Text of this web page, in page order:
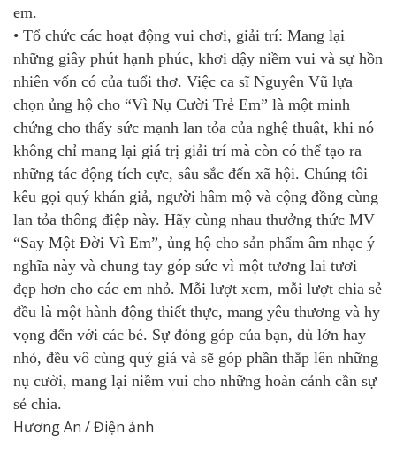
em.
• Tổ chức các hoạt động vui chơi, giải trí: Mang lại
những giây phút hạnh phúc, khơi dậy niềm vui và sự hồn
nhiên vốn có của tuổi thơ. Việc ca sĩ Nguyên Vũ lựa
chọn ủng hộ cho “Vì Nụ Cười Trẻ Em” là một minh
chứng cho thấy sức mạnh lan tỏa của nghệ thuật, khi nó
không chỉ mang lại giá trị giải trí mà còn có thể tạo ra
những tác động tích cực, sâu sắc đến xã hội. Chúng tôi
kêu gọi quý khán giả, người hâm mộ và cộng đồng cùng
lan tỏa thông điệp này. Hãy cùng nhau thưởng thức MV
“Say Một Đời Vì Em”, ủng hộ cho sản phẩm âm nhạc ý
nghĩa này và chung tay góp sức vì một tương lai tươi
đẹp hơn cho các em nhỏ. Mỗi lượt xem, mỗi lượt chia sẻ
đều là một hành động thiết thực, mang yêu thương và hy
vọng đến với các bé. Sự đóng góp của bạn, dù lớn hay
nhỏ, đều vô cùng quý giá và sẽ góp phần thắp lên những
nụ cười, mang lại niềm vui cho những hoàn cảnh cần sự
sẻ chia.
Hương An / Điện ảnh